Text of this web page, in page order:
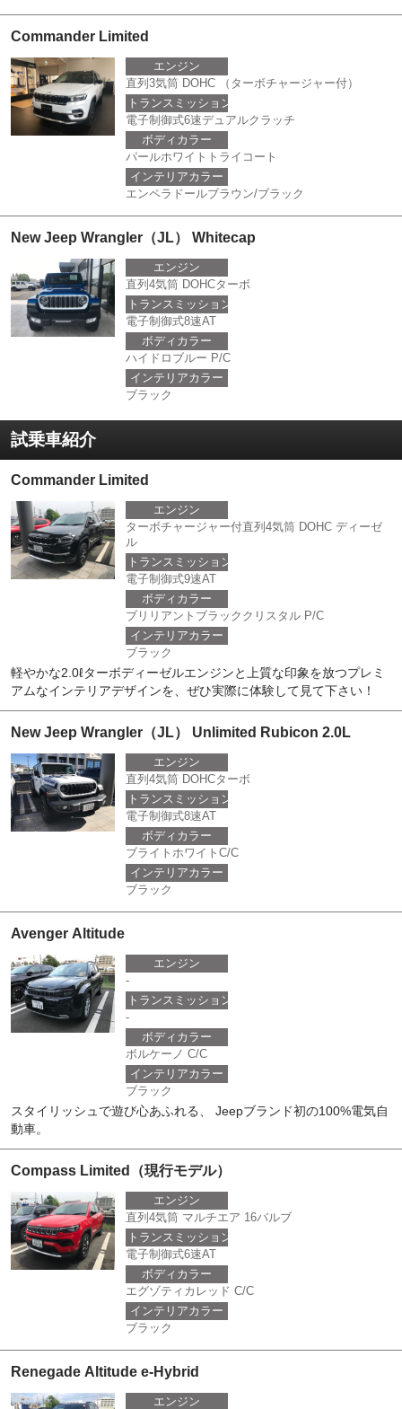
Commander Limited
エンジン
直列3気筒 DOHC （ターボチャージャー付）
トランスミッション
電子制御式6速デュアルクラッチ
ボディカラー
パールホワイトトライコート
インテリアカラー
エンペラドールブラウン/ブラック
New Jeep Wrangler（JL） Whitecap
エンジン
直列4気筒 DOHCターボ
トランスミッション
電子制御式8速AT
ボディカラー
ハイドロブルー P/C
インテリアカラー
ブラック
試乗車紹介
Commander Limited
エンジン
ターボチャージャー付直列4気筒 DOHC ディーゼ
ル
トランスミッション
電子制御式9速AT
ボディカラー
ブリリアントブラッククリスタル P/C
インテリアカラー
ブラック
軽やかな2.0ℓターボディーゼルエンジンと上質な印象を放つプレミ
アムなインテリアデザインを、ぜひ実際に体験して見て下さい！
New Jeep Wrangler（JL） Unlimited Rubicon 2.0L
エンジン
直列4気筒 DOHCターボ
トランスミッション
電子制御式8速AT
ボディカラー
ブライトホワイトC/C
インテリアカラー
ブラック
Avenger Altitude
エンジン
-
トランスミッション
-
ボディカラー
ボルケーノ C/C
インテリアカラー
ブラック
スタイリッシュで遊び心あふれる、 Jeepブランド初の100%電気自
動車。
Compass Limited（現行モデル）
エンジン
直列4気筒 マルチエア 16バルブ
トランスミッション
電子制御式6速AT
ボディカラー
エグゾティカレッド C/C
インテリアカラー
ブラック
Renegade Altitude e-Hybrid
エンジン